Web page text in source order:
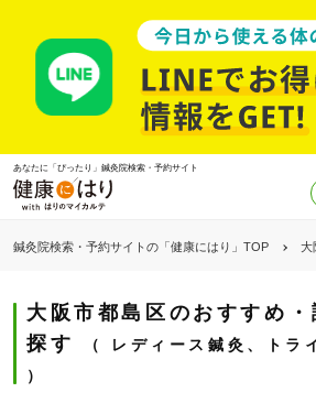
あなたに「ぴったり」鍼灸院検索・予約サイト
鍼灸院検索・予約サイトの「健康にはり」TOP 大
大阪市都島区のおすすめ
探す
レディース鍼灸、トラ